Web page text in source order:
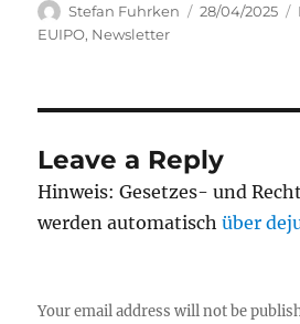
Author
Stefan Fuhrken
Posted
28/04/2025
EUIPO, Newsletter
Leave a Reply
Hinweis: Gesetzes- und
werden automatischüber
Your email address will not be